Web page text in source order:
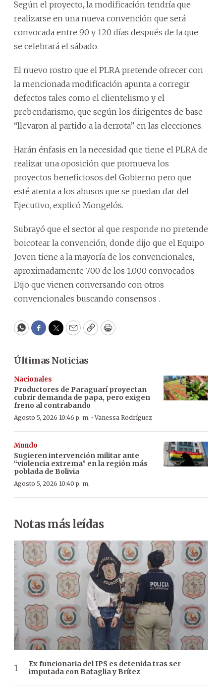
Según el proyecto, la modificación tendría que
realizarse en una nueva convención que será
convocada entre 90 y 120 días después de la que
se celebrará el sábado.
El nuevo rostro que el PLRA pretende ofrecer con
la mencionada modificación apunta a corregir
defectos tales como el clientelismo y el
prebendarismo, que según los dirigentes de base
“llevaron al partido a la derrota” en las elecciones.
Harán énfasis en la necesidad que tiene el PLRA de
realizar una oposición que promueva los
proyectos beneficiosos del Gobierno pero que
esté atenta a los abusos que se puedan dar del
Ejecutivo, explicó Mongelós.
Subrayó que el sector al que responde no pretende
boicotear la convención, donde dijo que el Equipo
Joven tiene a la mayoría de los convencionales,
aproximadamente 700 de los 1.000 convocados.
Dijo que vienen conversando con otros
convencionales buscando consensos .
WhatsApp
Facebook
Twitter
EmailCopyPrint
Últimas Noticias
Nacionales
Productores de Paraguarí proyectan
cubrir demanda de papa, pero exigen
freno al contrabando
Agosto 5, 2026 10:46 p. m. ·Vanessa Rodríguez
Mundo
Sugieren intervención militar ante
“violencia extrema” en la región más
poblada de Bolivia
Agosto 5, 2026 10:40 p. m.
Notas más leídas
Ex funcionaria del IPS es detenida tras ser
imputada con Bataglia y Brítez